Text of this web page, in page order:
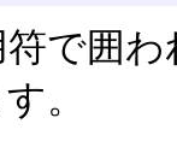
で囲
。